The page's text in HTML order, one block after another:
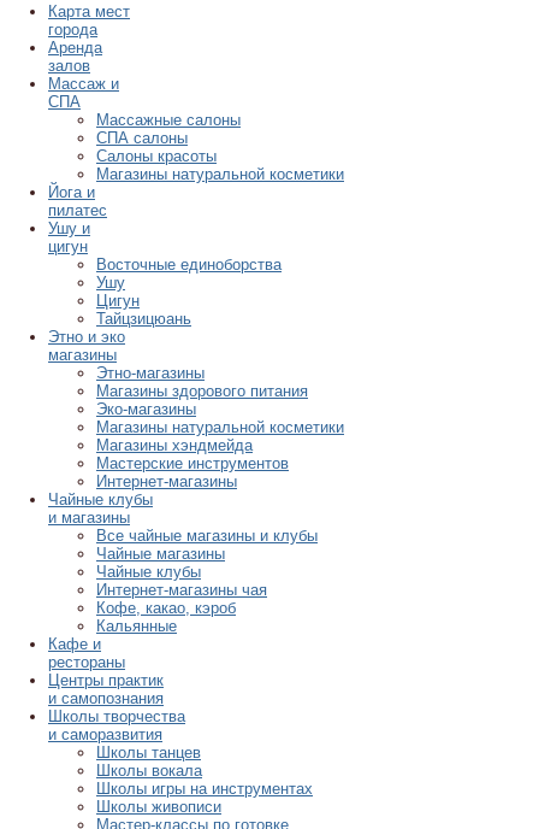
Карта мест
города
Аренда
залов
Массаж и
СПА
Массажные салоны
СПА салоны
Салоны красоты
Магазины натуральной косметики
Йога и
пилатес
Ушу и
цигун
Восточные единоборства
Ушу
Цигун
Тайцзицюань
Этно и эко
магазины
Этно-магазины
Магазины здорового питания
Эко-магазины
Магазины натуральной косметики
Магазины хэндмейда
Мастерские инструментов
Интернет-магазины
Чайные клубы
и магазины
Все чайные магазины и клубы
Чайные магазины
Чайные клубы
Интернет-магазины чая
Кофе, какао, кэроб
Кальянные
Кафе и
рестораны
Центры практик
и самопознания
Школы творчества
и саморазвития
Школы танцев
Школы вокала
Школы игры на инструментах
Школы живописи
Мастер-классы по готовке